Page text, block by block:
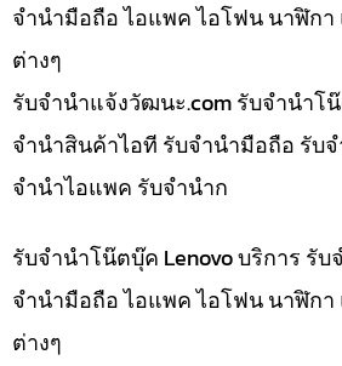
จำนำมือถือ ไอแพค ไอโฟน นาฬิก
ต่างๆ
รับจํานําแจ้งวัฒนะ.com รับจำนำโ
จำนำสินค้าไอที รับจำนำมือถือ รับ
จำนำไอแพค รับจำนำก
รับจำนำโน๊ตบุ๊ค Lenovo บริการ รั
จำนำมือถือ ไอแพค ไอโฟน นาฬิก
ต่างๆ